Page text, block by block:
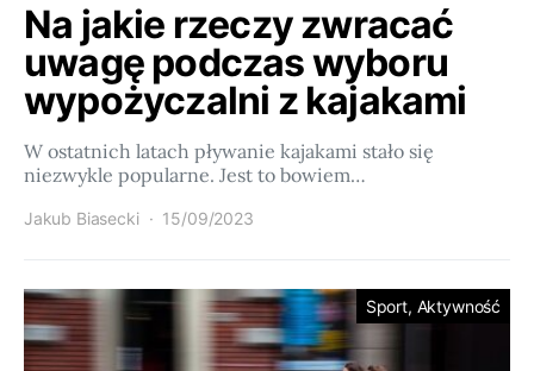
Na jakie rzeczy zwracać
uwagę podczas wyboru
wypożyczalni z kajakami
W ostatnich latach pływanie kajakami stało się
niezwykle popularne. Jest to bowiem…
Jakub Biasecki 15/09/2023
Sport, Aktywność